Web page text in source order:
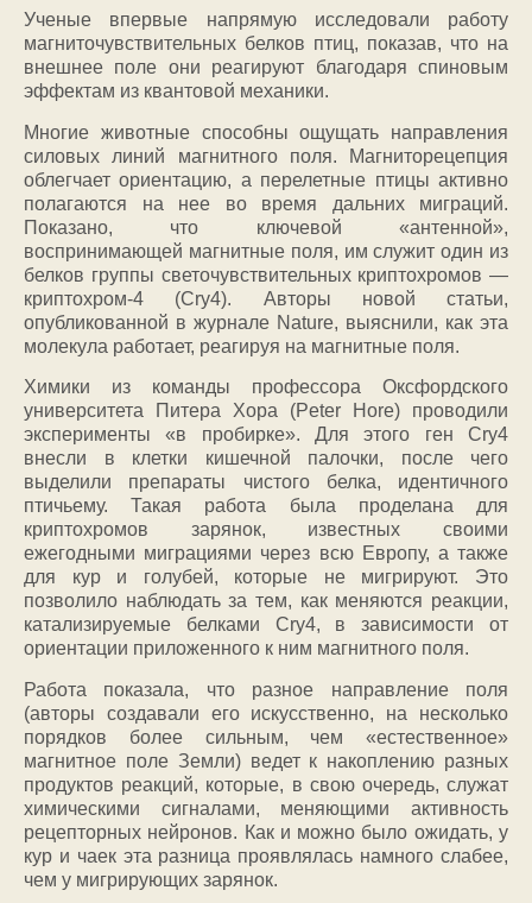
Ученые впервые напрямую исследовали работу
магниточувствительных белков птиц, показав, что на
внешнее поле они реагируют благодаря спиновым
эффектам из квантовой механики.
Многие животные способны ощущать направления
силовых линий магнитного поля. Магниторецепция
облегчает ориентацию, а перелетные птицы активно
полагаются на нее во время дальних миграций.
Показано, что ключевой «антенной»,
воспринимающей магнитные поля, им служит один из
белков группы светочувствительных криптохромов —
криптохром-4 (Cry4). Авторы новой статьи,
опубликованной в журнале Nature, выяснили, как эта
молекула работает, реагируя на магнитные поля.
Химики из команды профессора Оксфордского
университета Питера Хора (Peter Hore) проводили
эксперименты «в пробирке». Для этого ген Cry4
внесли в клетки кишечной палочки, после чего
выделили препараты чистого белка, идентичного
птичьему. Такая работа была проделана для
криптохромов зарянок, известных своими
ежегодными миграциями через всю Европу, а также
для кур и голубей, которые не мигрируют. Это
позволило наблюдать за тем, как меняются реакции,
катализируемые белками Cry4, в зависимости от
ориентации приложенного к ним магнитного поля.
Работа показала, что разное направление поля
(авторы создавали его искусственно, на несколько
порядков более сильным, чем «естественное»
магнитное поле Земли) ведет к накоплению разных
продуктов реакций, которые, в свою очередь, служат
химическими сигналами, меняющими активность
рецепторных нейронов. Как и можно было ожидать, у
кур и чаек эта разница проявлялась намного слабее,
чем у мигрирующих зарянок.